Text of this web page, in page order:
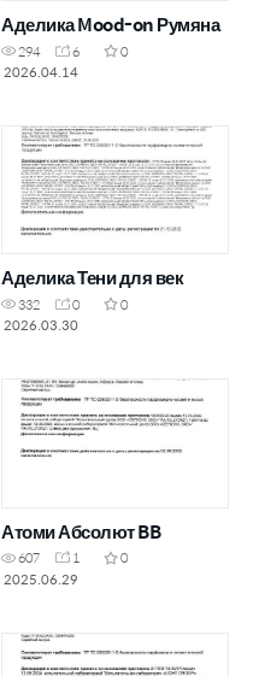
Аделика Mood-on Румяна
294 6
0
2026.04.14
Аделика Тени для век
332 0
0
2026.03.30
Атоми Абсолют BB
607 1
0
2025.06.29